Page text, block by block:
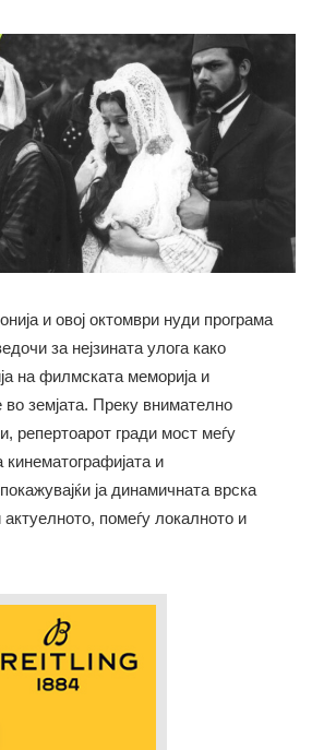
и овој октомври нуди програма
за нејзината улога како
на филмската меморија и
земјата. Преку внимателно
репертоарот гради мост меѓу
кинематографијата и
ја динамичната врска
актуелното, помеѓу локалното и